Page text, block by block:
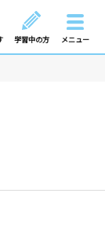
学習中の方 メニュー